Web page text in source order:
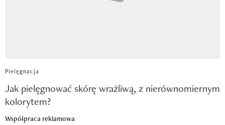
Pielęgnacja
Jak pielęgnować skórę wrażliwą, z nierównomiernym
kolorytem?
Współpraca reklamowa